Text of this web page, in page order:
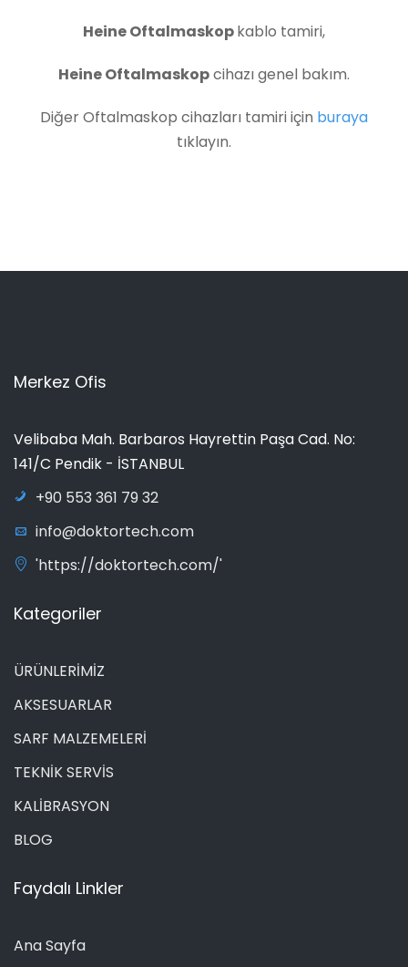
Heine Oftalmaskopkablo tamiri,
Heine Oftalmaskopcihazı genel bakım.
Diğer Oftalmaskop cihazları tamiri için buraya
tıklayın.
Merkez Ofis
Velibaba Mah. Barbaros Hayrettin Paşa Cad. No:
141/C Pendik - İSTANBUL
+90 553 361 79 32
info@doktortech.com
'https://doktortech.com/'
Kategoriler
ÜRÜNLERİMİZ
AKSESUARLAR
SARF MALZEMELERİ
TEKNİK SERVİS
KALİBRASYON
BLOG
Faydalı Linkler
Ana Sayfa